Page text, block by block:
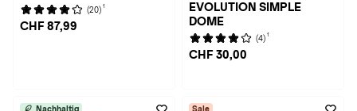
(20) 1
CHF 87,99
EVOLUTION SIMPLE
DOME
(4) 1
CHF 30,00
Nachhaltig
Sale